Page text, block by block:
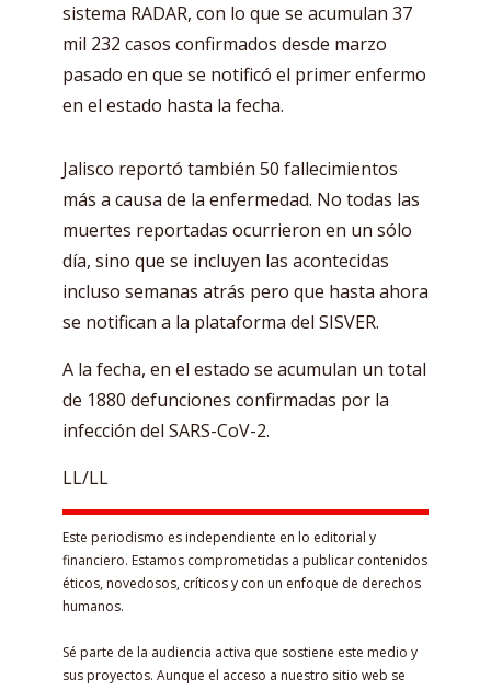
sistema RADAR, con lo que se acumulan 37
mil 232 casos confirmados desde marzo
pasado en que se notificó el primer enfermo
en el estado hasta la fecha.
Jalisco reportó también 50 fallecimientos
más a causa de la enfermedad. No todas las
muertes reportadas ocurrieron en un sólo
día, sino que se incluyen las acontecidas
incluso semanas atrás pero que hasta ahora
se notifican a la plataforma del SISVER.
A la fecha, en el estado se acumulan un total
de 1880 defunciones confirmadas por la
infección del SARS-CoV-2.
LL/LL
Este periodismo es independiente en lo editorial y
financiero. Estamos comprometidas a publicar contenidos
éticos, novedosos, críticos y con un enfoque de derechos
humanos.
Sé parte de la audiencia activa que sostiene este medio y
sus proyectos. Aunque el acceso a nuestro sitio web se